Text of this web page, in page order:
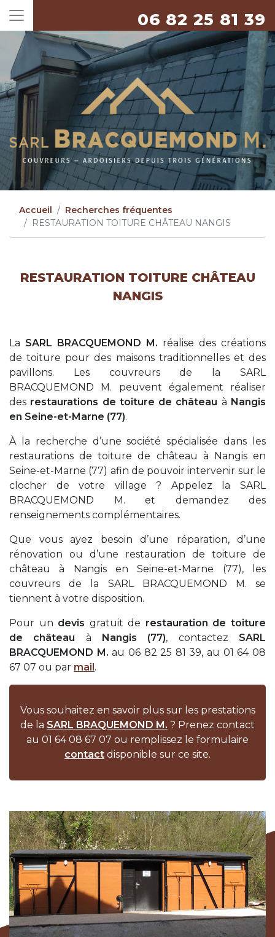
06 82 25 81 39
Accueil
Recherches fréquentes
RESTAURATION TOITURE CHÂTEAU NANGIS
RESTAURATION TOITURE CHÂTEAU
NANGIS
La SARL BRACQUEMOND M. réalise des créations
de toiture pour des maisons traditionnelles et des
pavillons. Les couvreurs de la SARL
BRACQUEMOND M. peuvent également réaliser
des restaurations de toiture de château à Nangis
en Seine-et-Marne (77).
À la recherche d’une société spécialisée dans les
restaurations de toiture de château à Nangis en
Seine-et-Marne (77) afin de pouvoir intervenir sur le
clocher de votre village ? Appelez la SARL
BRACQUEMOND M. et demandez des
renseignements complémentaires.
Que vous ayez besoin d’une réparation, d’une
rénovation ou d’une restauration de toiture de
château à Nangis en Seine-et-Marne (77), les
couvreurs de la SARL BRACQUEMOND M. se
tiennent à votre disposition.
Pour un devis gratuit de restauration de toiture
de château à Nangis (77), contactez SARL
BRACQUEMOND M. au 06 82 25 81 39, au 01 64 08
67 07 ou par mail.
Vous souhaitez en savoir plus sur les prestations
de la SARL BRAQUEMOND M. ? Prenez contact
au 01 64 08 67 07 ou remplissez le formulaire
contact disponible sur ce site.